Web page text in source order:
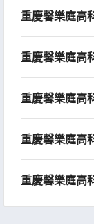
重慶馨樂庭高
重慶馨樂庭高
重慶馨樂庭高
重慶馨樂庭高
重慶馨樂庭高